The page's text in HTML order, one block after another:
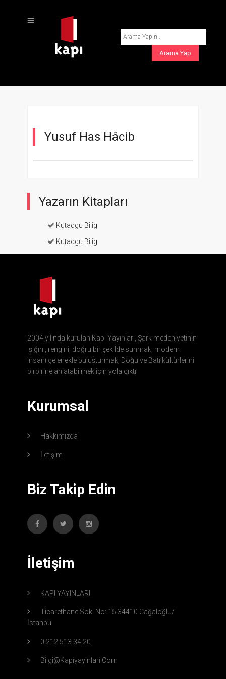
Yusuf Has Hâcib
Yazarın Kitapları
Kutadgu Bilig
Kutadgu Bilig
2004 yılında kurulan Kapı Yayınları, Şark medeniyetinin
ışığını, rengini, doğru bir şekilde sunmak, modern
insanı gelenekle buluşturmak, Doğu ve Batı kültürlerini
birbirine anlatabilmek için yola çıktı.
Kurumsal
Hakkımızda
İletişim
Biz Takip Edin
İletişim
KAPI YAYINLARI
Ticarethane Sok. No: 15 34410 Cağaloğlu/
İstanbul
0 212 513 34 20
Bilgi@kapiyayinlari.com